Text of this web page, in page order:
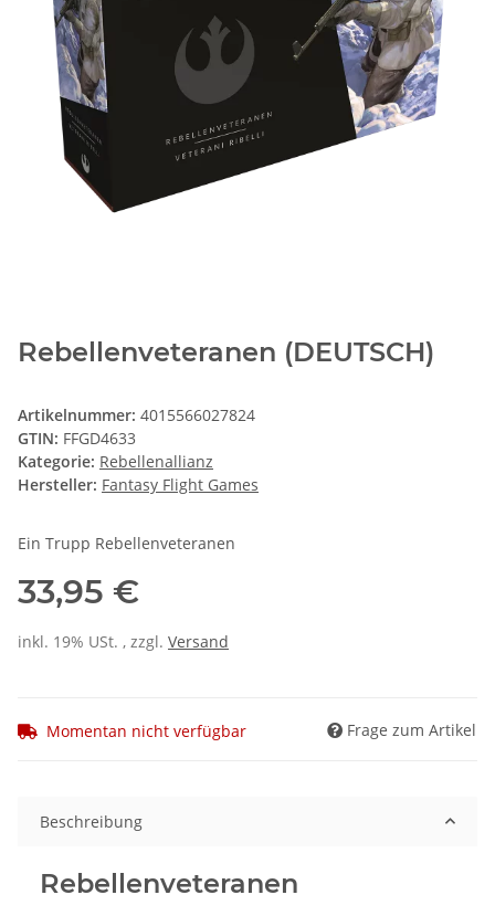
Rebellenveteranen (DEUTSCH)
Artikelnummer: 4015566027824
GTIN: FFGD4633
Kategorie: Rebellenallianz
Hersteller: Fantasy Flight Games
Ein Trupp Rebellenveteranen
33,95 €
inkl. 19% USt. , zzgl. Versand
Momentan nicht verfügbar Frage zum Artikel
Beschreibung
Rebellenveteranen